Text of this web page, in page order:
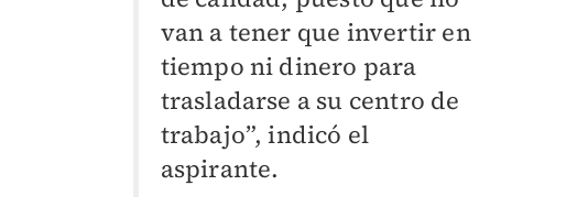
van a tener que invertir en
tiempo ni dinero para
trasladarse a su centro de
trabajo”, indicó el
aspirante.